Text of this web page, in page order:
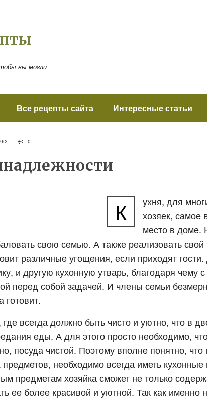
вы могли
Все рецепты сайта Интересные статьи
0
К
ухня, для
хозяек,
место в доме.
свою семью. А также реализовать свой
различные угощения, если приходят
и другую кухонную утварь, благодаря чему
перед собой задачей. И члены семьи
готовит.
всегда должно быть чисто и уютно, что в
еды. А для этого просто необходимо,
посуда чистой. Поэтому вполне понятно,
предметов, необходимо всегда иметь
предметам хозяйка сможет не только
ее более красивой и уютной. Так как именно